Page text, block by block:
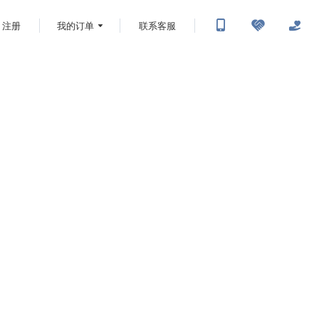
注册 我的订单 联系客服